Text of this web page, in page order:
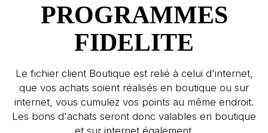
PROGRAMMES
FIDELITE
Le fichier client Boutique est relié à celui d'internet,
que vos achats soient réalisés en boutique ou sur
internet, vous cumulez vos points au même endroit.
Les bons d'achats seront donc valables en boutique
et sur internet également.